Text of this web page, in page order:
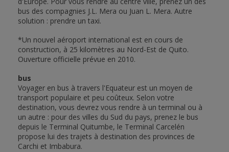
bus des compagnies J.L. Mera ou Juan L. Mera. Autre
solution : prendre un taxi.
*Un nouvel aéroport international est en cours de
construction, à 25 kilomètres au Nord-Est de Quito.
Ouverture officielle prévue en 2010.
bus
Voyager en bus à travers l'Equateur est un moyen de
transport populaire et peu coûteux. Selon votre
destination, vous devrez vous rendre à un terminal ou à
un autre : pour des villes du Sud du pays, prenez le bus
depuis le Terminal Quitumbe, le Terminal Carcelén
propose lui des trajets à destination des provinces de
Carchi et Imbabura.